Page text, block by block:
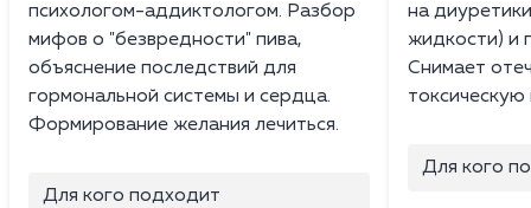
психологом-аддиктологом. Разбор
мифов о "безвредности" пива,
объяснение последствий для
гормональной системы и сердца.
Формирование желания лечиться.
Для кого подходит
на
жидкости) и
Снимает
токсическую
Для кого